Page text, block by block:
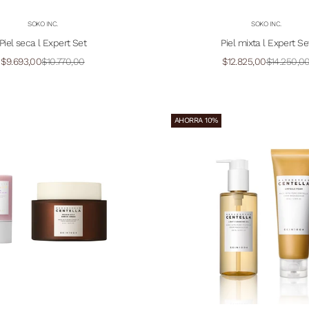
SOKO INC.
Piel seca l Expert Set
Precio de oferta
$9.693,00Precio normal
$10.770,00
SOKO INC.
Piel mixta l Expert
Precio de oferta
$12.825,00Precio
AHORRA 10%